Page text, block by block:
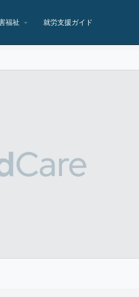
福祉 就労支援ガイド